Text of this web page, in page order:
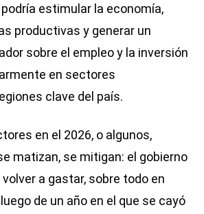
estimular la economía,
productivas y generar un
sobre el empleo y la inversión
en sectores
clave del país.
en el 2026, o algunos,
matizan, se mitigan: el gobierno
a gastar, sobre todo en
de un año en el que se cayó